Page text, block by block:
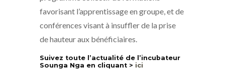
favorisant l’apprentissage en groupe, et de
conférences visant à insuffler de la prise
de hauteur aux bénéficiaires.
Suivez toute l’actualité de l’incubateur
Sounga Nga en cliquant > ici